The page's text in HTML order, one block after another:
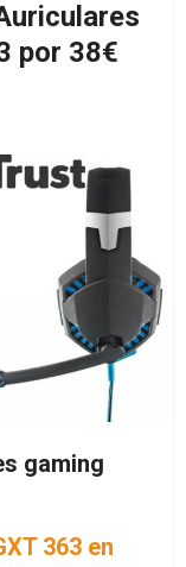
por 38€
gaming
363 en